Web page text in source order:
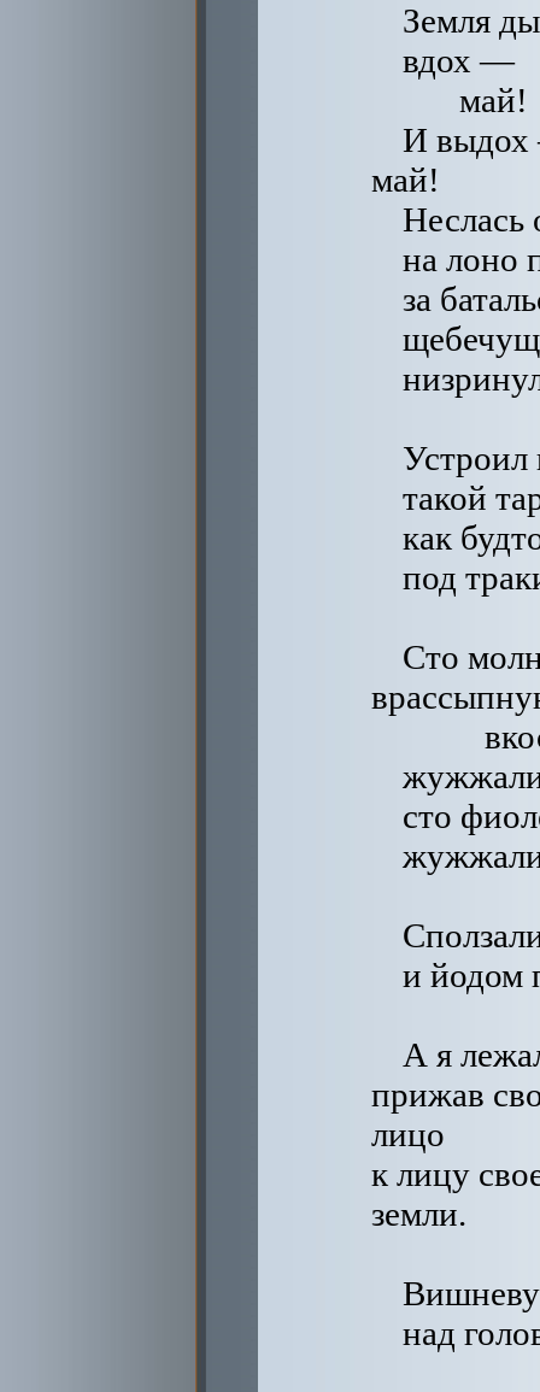
Земля
вдох —
май!
И
май!
Неслась
на лоно
за
Устроил
такой
как
под
Сто
сто
и йодом
А я
прижав
лицо
к лицу
земли.
над